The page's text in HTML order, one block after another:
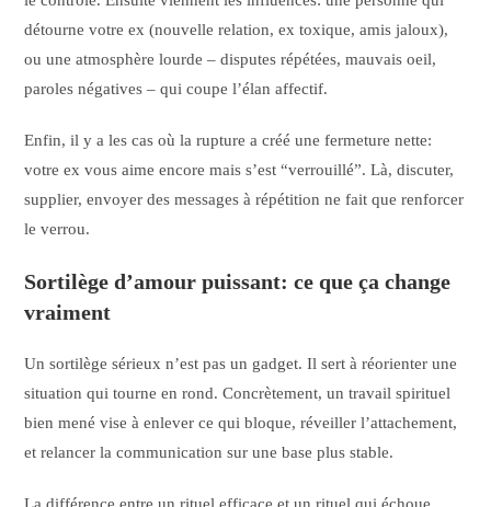
détourne votre ex (nouvelle relation, ex toxique, amis jaloux),
ou une atmosphère lourde – disputes répétées, mauvais oeil,
paroles négatives – qui coupe l’élan affectif.
Enfin, il y a les cas où la rupture a créé une fermeture nette:
votre ex vous aime encore mais s’est “verrouillé”. Là, discuter,
supplier, envoyer des messages à répétition ne fait que renforcer
le verrou.
Sortilège d’amour puissant: ce que ça change
vraiment
Un sortilège sérieux n’est pas un gadget. Il sert à réorienter une
situation qui tourne en rond. Concrètement, un travail spirituel
bien mené vise à enlever ce qui bloque, réveiller l’attachement,
et relancer la communication sur une base plus stable.